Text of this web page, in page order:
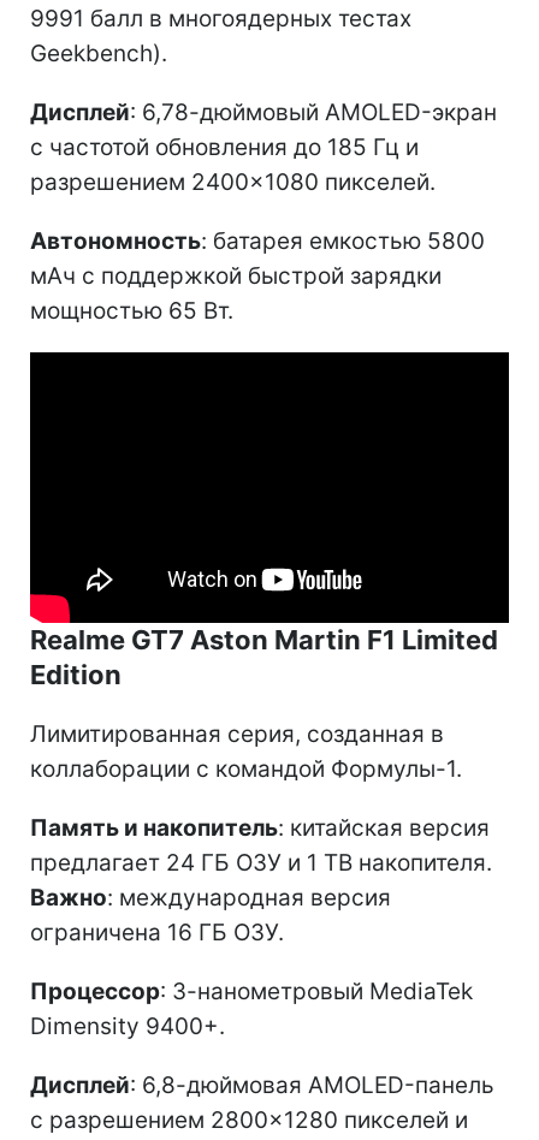
9991 балл в многоядерных тестах
Geekbench).
Дисплей: 6,78-дюймовый AMOLED-экран
с частотой обновления до 185 Гц и
разрешением 2400×1080 пикселей.
Автономность: батарея емкостью 5800
мАч с поддержкой быстрой зарядки
мощностью 65 Вт.
Realme GT7 Aston Martin F1 Limited
Edition
Лимитированная серия, созданная в
коллаборации с командой Формулы-1.
Память и накопитель: китайская версия
предлагает 24 ГБ ОЗУ и 1 ТВ накопителя.
Важно: международная версия
ограничена 16 ГБ ОЗУ.
Процессор: 3-нанометровый MediaTek
Dimensity 9400+.
Дисплей: 6,8-дюймовая AMOLED-панель
с разрешением 2800×1280 пикселей и